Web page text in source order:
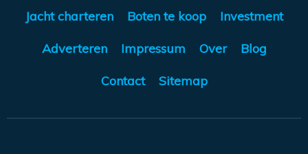
Jacht charteren Boten te koop Investment
Adverteren Impressum Over Blog
Contact Sitemap